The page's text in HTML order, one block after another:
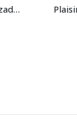
Laura Ashley Dilys Edp 50ml Sin Atomizador Para Mujer